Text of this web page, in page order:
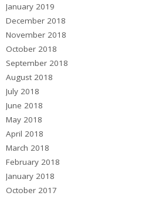
January 2019
December 2018
November 2018
October 2018
September 2018
August 2018
July 2018
June 2018
May 2018
April 2018
March 2018
February 2018
January 2018
October 2017